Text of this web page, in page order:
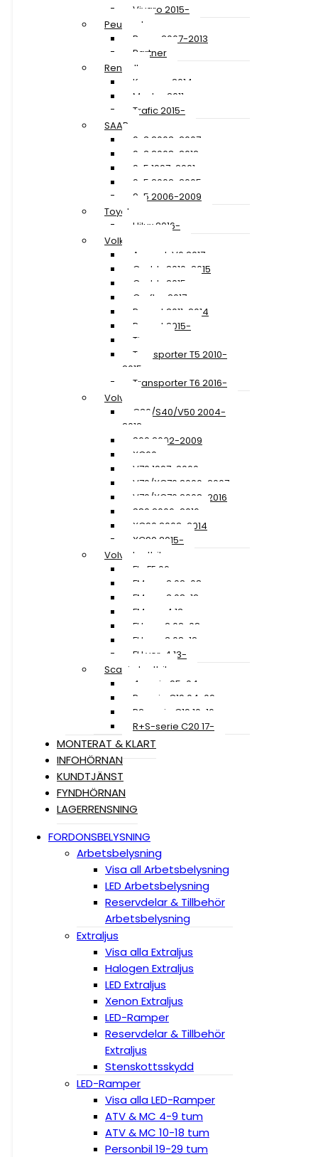
Vivaro 2015-
Peugeot
Boxer 2007-2013
Partner
Renault
Kangoo 2014-
Master 2011-
Trafic 2015-
SAAB
9-3 2003-2007
9-3 2008-2012
9-5 1997-2001
9-5 2002-2005
9-5 2006-2009
Toyota
Hilux 2016-
Volkswagen
Amarok V6 2017-
Caddy 2010-2015
Caddy 2015-
Crafter 2017-
Passat 2011-2014
Passat 2015-
Tiguan
Transporter T5 2010-
2015
Transporter T6 2016-
Volvo
C30/S40/V50 2004-
2012
S60 2002-2009
XC60
V70 1997-2000
V70/XC70 2000-2007
V70/XC70 2008-2016
S80 2006-2016
XC90 2002-2014
XC90 2015-
Volvo Lastbil
FL+FE 06-
FM ver. 2 02-08
FM ver. 3 08-12
FM ver. 4 13-
FH ver. 2 02-08
FH ver. 3 08-12
FH ver. 4 13-
Scania Lastbil
4-serie 95-04
R-serie C19 04-09
R2-serie C19 10-16
R+S-serie C20 17-
MONTERAT & KLART
INFOHÖRNAN
KUNDTJÄNST
FYNDHÖRNAN
LAGERRENSNING
FORDONSBELYSNING
Arbetsbelysning
Visa all Arbetsbelysning
LED Arbetsbelysning
Reservdelar & Tillbehör
Arbetsbelysning
Extraljus
Visa alla Extraljus
Halogen Extraljus
LED Extraljus
Xenon Extraljus
LED-Ramper
Reservdelar & Tillbehör
Extraljus
Stenskottsskydd
LED-Ramper
Visa alla LED-Ramper
ATV & MC 4-9 tum
ATV & MC 10-18 tum
Personbil 19-29 tum